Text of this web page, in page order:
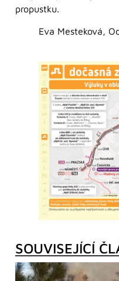
propustku.
Eva Mesteková,
SOUVISEJÍCÍ